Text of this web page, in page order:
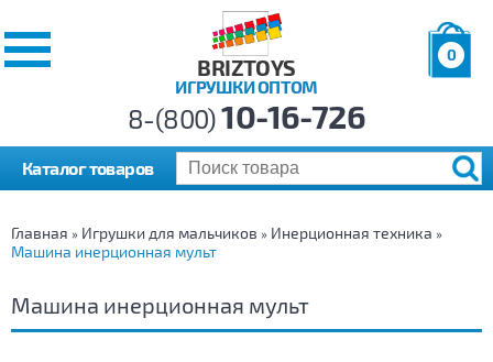
BRIZTOYS
ИГРУШКИ ОПТОМ
0
р.
8-(800)10-16-726
Каталог товаров
Главная » Игрушки для мальчиков » Инерционная техника »
Машина инерционная мульт
Машина инерционная мульт